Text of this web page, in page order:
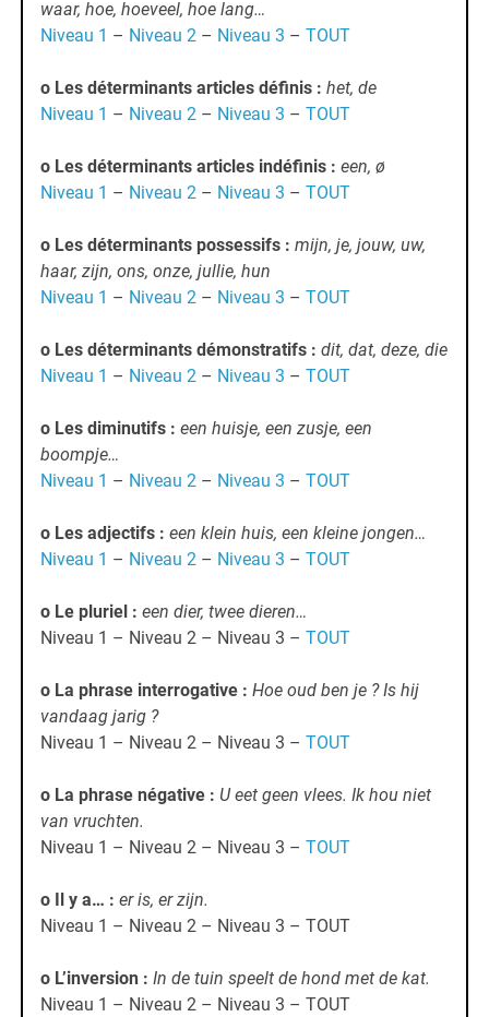
waar, hoe, hoeveel, hoe lang…
Niveau 1 – Niveau 2 – Niveau 3 –TOUT
o Les déterminants articles définis : het, de
Niveau 1 – Niveau 2 – Niveau 3 –TOUT
o Les déterminants articles indéfinis : een, ø
Niveau 1 – Niveau 2 – Niveau 3 –TOUT
o Les déterminants possessifs : mijn, je, jouw, uw,
haar, zijn, ons, onze, jullie, hun
Niveau 1 – Niveau 2 – Niveau 3 –TOUT
o Les déterminants démonstratifs : dit, dat, deze, die
Niveau 1 – Niveau 2 – Niveau 3 –TOUT
o Les diminutifs : een huisje, een zusje, een
boompje…
Niveau 1 – Niveau 2 – Niveau 3 –TOUT
o Les adjectifs : een klein huis, een kleine jongen…
Niveau 1 – Niveau 2 – Niveau 3 –TOUT
o Le pluriel : een dier, twee dieren…
Niveau 1 – Niveau 2 – Niveau 3 –TOUT
o La phrase interrogative : Hoe oud ben je ? Is hij
vandaag jarig ?
Niveau 1 – Niveau 2 – Niveau 3 –TOUT
o La phrase négative : U eet geen vlees. Ik hou niet
van vruchten.
Niveau 1 – Niveau 2 – Niveau 3 –TOUT
o Il y a… : er is, er zijn.
Niveau 1 – Niveau 2 – Niveau 3 – TOUT
o L’inversion : In de tuin speelt de hond met de kat.
Niveau 1 – Niveau 2 – Niveau 3 – TOUT